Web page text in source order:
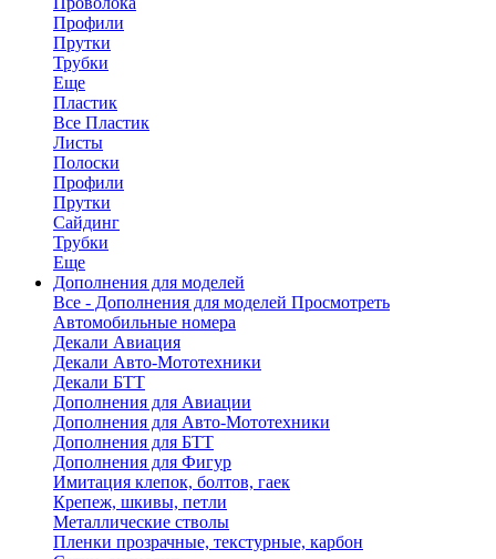
Профили
Прутки
Трубки
Еще
Пластик
Все Пластик
Листы
Полоски
Профили
Прутки
Сайдинг
Трубки
Еще
Дополнения для моделей
Все - Дополнения для моделей Просмотреть
Автомобильные номера
Декали Авиация
Декали Авто-Мототехники
Декали БТТ
Дополнения для Авиации
Дополнения для Авто-Мототехники
Дополнения для БТТ
Дополнения для Фигур
Имитация клепок, болтов, гаек
Крепеж, шкивы, петли
Металлические стволы
Пленки прозрачные, текстурные, карбон